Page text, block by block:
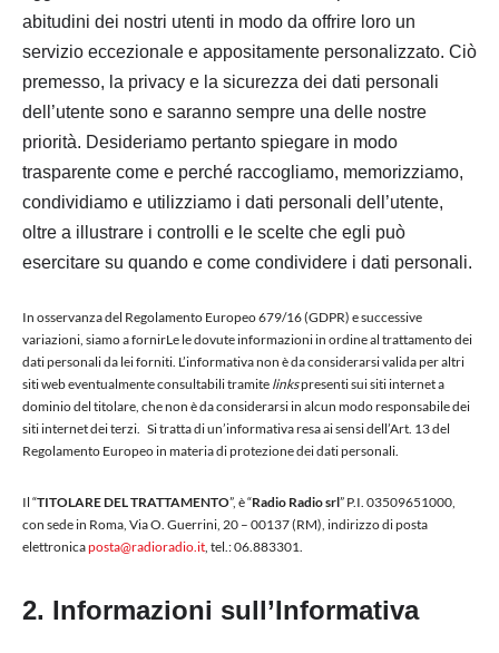
abitudini dei nostri utenti in modo da offrire loro un
servizio eccezionale e appositamente personalizzato. Ciò
premesso, la privacy e la sicurezza dei dati personali
dell’utente sono e saranno sempre una delle nostre
priorità. Desideriamo pertanto spiegare in modo
trasparente come e perché raccogliamo, memorizziamo,
condividiamo e utilizziamo i dati personali dell’utente,
oltre a illustrare i controlli e le scelte che egli può
esercitare su quando e come condividere i dati personali.
In osservanza del Regolamento Europeo 679/16 (GDPR) e successive
variazioni, siamo a fornirLe le dovute informazioni in ordine al trattamento dei
dati personali da lei forniti. L’informativa non è da considerarsi valida per altri
siti web eventualmente consultabili tramite linkspresenti sui siti internet a
dominio del titolare, che non è da considerarsi in alcun modo responsabile dei
siti internet dei terzi. Si tratta di un’informativa resa ai sensi dell’Art. 13 del
Regolamento Europeo in materia di protezione dei dati personali.
Il “TITOLARE DEL TRATTAMENTO”, è “Radio Radio srl” P.I. 03509651000,
con sede in Roma, Via O. Guerrini, 20 – 00137 (RM), indirizzo di posta
elettronicaposta@radioradio.it, tel.: 06.883301.
2. Informazioni sull’Informativa